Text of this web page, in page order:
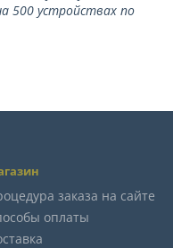
500 устройствах по
заказа на сайте
оплаты